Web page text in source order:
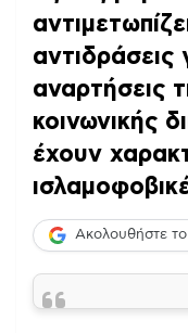
αντιδράσεις
αναρτήσεις
κοινωνικής
έχουν
Ακολουθήστε το